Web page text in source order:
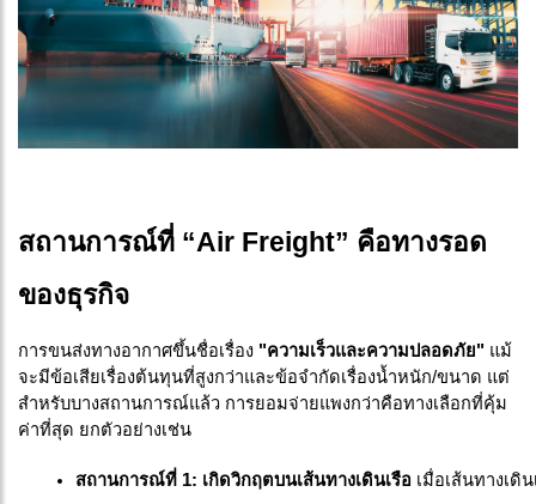
สถานการณ์ที่ “Air Freight” คือทางรอด
ของธุรกิจ
การขนส่งทางอากาศขึ้นชื่อเรื่อง "ความเร็วและความปลอดภัย" แม้
จะมีข้อเสียเรื่องต้นทุนที่สูงกว่าและข้อจำกัดเรื่องน้ำหนัก/ขนาด แต่
สำหรับบางสถานการณ์แล้ว การยอมจ่ายแพงกว่าคือทางเลือกที่คุ้ม
ค่าที่สุด ยกตัวอย่างเช่น
สถานการณ์ที่ 1: เกิดวิกฤตบนเส้นทางเดินเรือ เมื่อเส้นทางเ